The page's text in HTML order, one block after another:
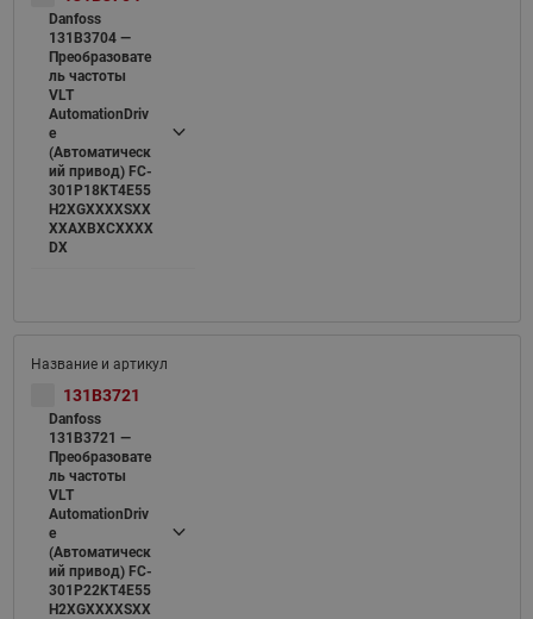
Danfoss
131B3704 —
Преобразовате
ль частоты
VLT
AutomationDriv
e
(Автоматическ
ий привод) FC-
301P18KT4E55
H2XGXXXXSXX
XXAXBXCXXXX
DX
131B3721
Danfoss
131B3721 —
Преобразовате
ль частоты
VLT
AutomationDriv
e
(Автоматическ
ий привод) FC-
301P22KT4E55
H2XGXXXXSXX